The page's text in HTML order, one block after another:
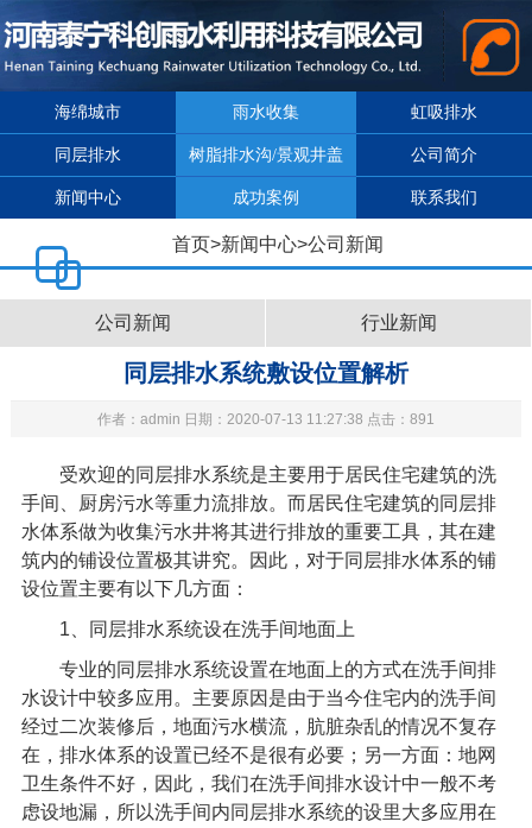
海绵城市 雨水收集 虹吸排水
同层排水 树脂排水沟/景观井盖 公司简介
新闻中心 成功案例 联系我们
首页>新闻中心>公司新闻
公司新闻 行业新闻
同层排水系统敷设位置解析
作者：admin 日期：2020-07-13 11:27:38 点击：891
受欢迎的同层排水系统是主要用于居民住宅建筑的洗
手间、厨房污水等重力流排放。而居民住宅建筑的同层排
水体系做为收集污水井将其进行排放的重要工具，其在建
筑内的铺设位置极其讲究。因此，对于同层排水体系的铺
设位置主要有以下几方面：
1
同层排水系统设在洗手间地面上
专业的同层排水系统设置在地面上的方式在洗手间排
水设计中较多应用。主要原因是由于当今住宅内的洗手间
经过二次装修后，地面污水横流，肮脏杂乱的情况不复存
在，排水体系的设置已经不是很有必要；另一方面：地网
卫生条件不好，因此，我们在洗手间排水设计中一般不考
虑设地漏，所以洗手间内同层排水系统的设里大多应用在